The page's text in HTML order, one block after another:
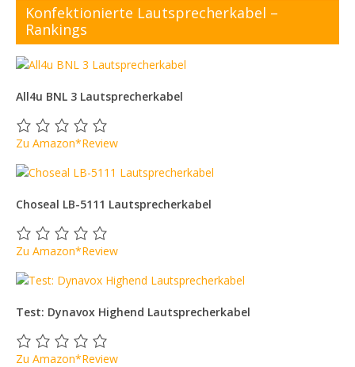
Konfektionierte Lautsprecherkabel –
Rankings
All4u BNL 3 Lautsprecherkabel
Zu Amazon*Review
Choseal LB-5111 Lautsprecherkabel
Zu Amazon*Review
Test: Dynavox Highend Lautsprecherkabel
Zu Amazon*Review